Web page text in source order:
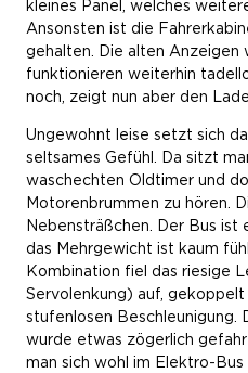
kleines Panel, welches
Ansonsten ist die
gehalten. Die alten Anzeigen
funktionieren weiterhin
noch, zeigt nun aber den
Ungewohnt leise setzt sich
seltsames Gefühl. Da sitzt
waschechten Oldtimer und
Motorenbrummen zu hören.
Nebensträßchen. Der Bus ist
das Mehrgewicht ist kaum
Kombination fiel das riesige
Servolenkung) auf,
stufenlosen Beschleunigung.
wurde etwas zögerlich
man sich wohl im Elektro-